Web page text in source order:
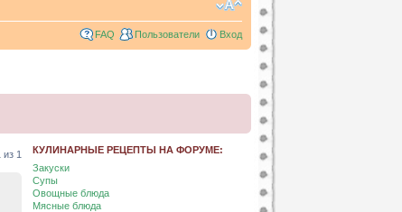
FAQ Пользователи Вход
из 1
КУЛИНАРНЫЕ РЕЦЕПТЫ НА ФОРУМЕ:
Закуски
Супы
Овощные блюда
Мясные блюда